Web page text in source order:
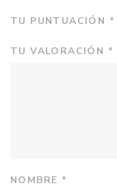
TU PUNTUACIÓN *
TU VALORACIÓN *
NOMBRE *